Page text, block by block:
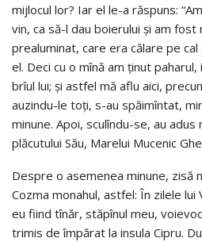
mijlocul lor? Iar el le-a răspuns:
vin, ca să-l dau boierului şi am
prealuminat, care era călare pe
el. Deci cu o mînă am ţinut
brîul lui; şi astfel mă aflu aici,
auzindu-le toţi, s-au spăimîntat,
minune. Apoi, sculîndu-se, au
plăcutului Său, Marelui Mucenic
Despre o asemenea minune, zisă
Cozma monahul, astfel: În zilele
eu fiind tînăr, stăpînul meu,
trimis de împărat la insula Cipru.